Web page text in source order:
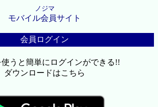
ノジマ
モバイル会員サイト
会員ログイン
うと簡単にログインができる!!
ダウンロードはこちら